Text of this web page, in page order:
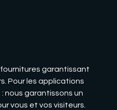
garantissant
Pour les applications
nous garantissons un
vous et vos visiteurs.